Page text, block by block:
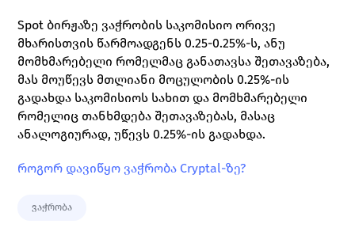
Spot ბირჟაზე ვაჭრობის საკომისიო ორივე
მხარისთვის წარმოადგენს 0.25-0.25%-ს, ანუ
მომხმარებელი რომელმაც განათავსა შეთავაზება,
მას მოუწევს მთლიანი მოცულობის 0.25%-ის
გადახდა საკომისიოს სახით და მომხმარებელი
რომელიც თანხმდება შეთავაზებას, მასაც
ანალოგიურად, უწევს 0.25%-ის გადახდა.
როგორ დავიწყო ვაჭრობა Cryptal-ზე?
ვაჭრობა